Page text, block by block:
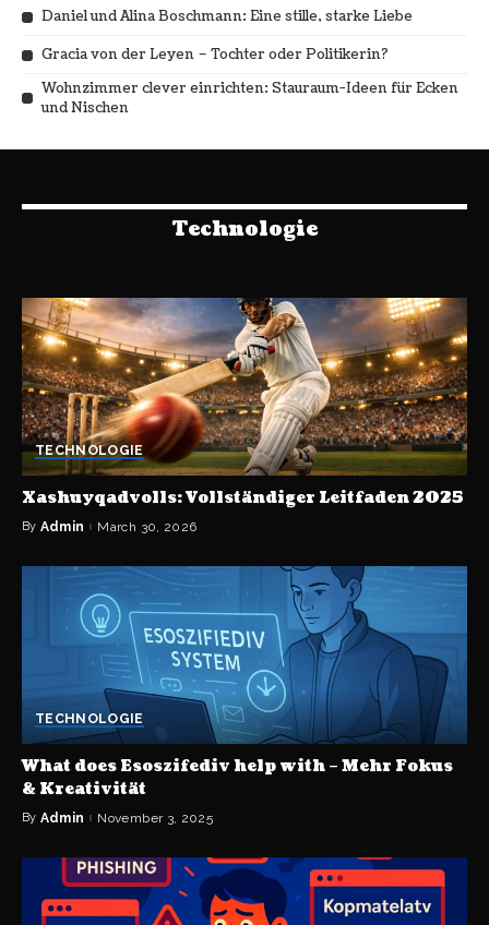
Daniel und Alina Boschmann: Eine stille, starke Liebe
Gracia von der Leyen – Tochter oder Politikerin?
Wohnzimmer clever einrichten: Stauraum-Ideen für Ecken
und Nischen
Technologie
TECHNOLOGIE
Xashuyqadvolls: Vollständiger Leitfaden 2025
By Admin March 30, 2026
TECHNOLOGIE
What does Esoszifediv help with – Mehr Fokus
& Kreativität
By Admin November 3, 2025